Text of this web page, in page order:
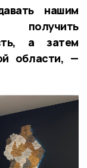
нашим
получить
а затем
области, —